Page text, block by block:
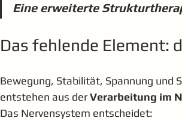
Eine erweiterte
Das fehlende Element:
Bewegung, Stabilität, Spannung und
entstehen aus der Verarbeitung im
Das Nervensystem entscheidet: